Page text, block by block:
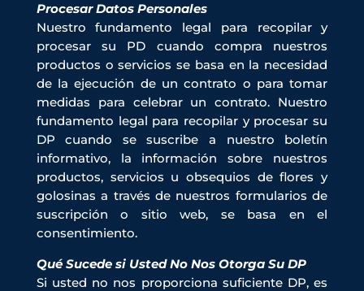
Procesar Datos Personales
Nuestro fundamento legal para recopilar y
procesar su PD cuando compra nuestros
productos o servicios se basa en la necesidad
de la ejecución de un contrato o para tomar
medidas para celebrar un contrato. Nuestro
fundamento legal para recopilar y procesar su
DP cuando se suscribe a nuestro boletín
informativo, la información sobre nuestros
productos, servicios u obsequios de flores y
golosinas a través de nuestros formularios de
suscripción o sitio web, se basa en el
consentimiento.
Qué Sucede si Usted No Nos Otorga Su DP
Si usted no nos proporciona suficiente DP, es